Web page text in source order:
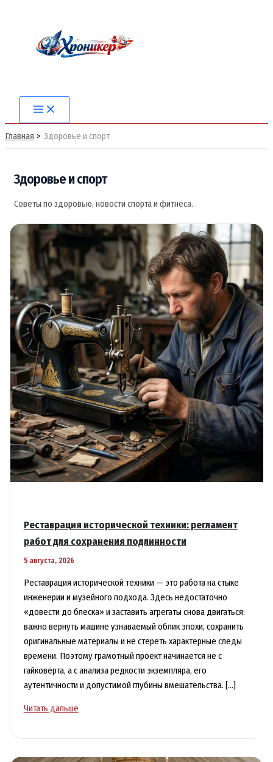
содержимому
Main
Menu
Главная Здоровье и спорт
Здоровье и спорт
Советы по здоровью, новости спорта и фитнеса.
Реставрация исторической техники: регламент
работ для сохранения подлинности
5 августа, 2026
Реставрация исторической техники — это работа на стыке
инженерии и музейного подхода. Здесь недостаточно
«довести до блеска» и заставить агрегаты снова двигаться:
важно вернуть машине узнаваемый облик эпохи, сохранить
оригинальные материалы и не стереть характерные следы
времени. Поэтому грамотный проект начинается не с
гайковёрта, а с анализа редкости экземпляра, его
аутентичности и допустимой глубины вмешательства. […]
Реставрация
Читать дальше